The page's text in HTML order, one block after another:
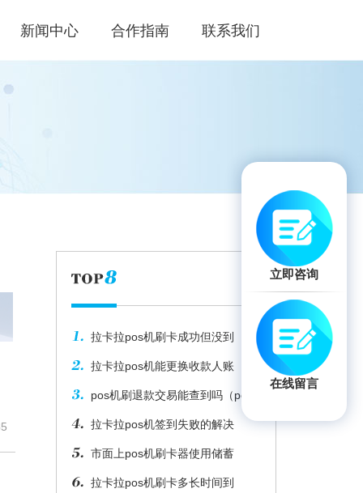
新闻中心 合作指南 联系我们
拉卡拉pos机刷卡成功但没到
拉卡拉pos机能更换收款人账
pos机刷退款交易能查到吗（pos
拉卡拉pos机签到失败的解决
市面上pos机刷卡器使用储蓄
拉卡拉pos机刷卡多长时间到
立即咨询
在线留言